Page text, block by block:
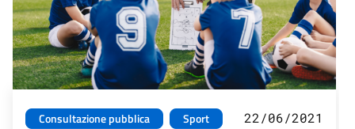
Consultazione pubblica Sport 22/06/2021